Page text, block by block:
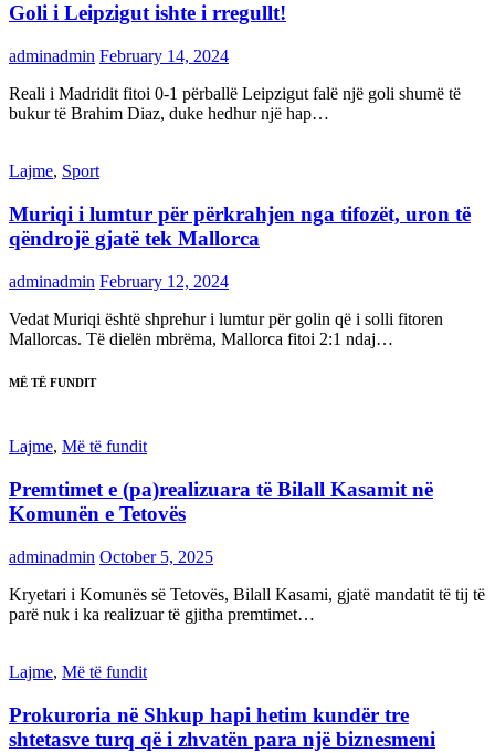
Goli i Leipzigut ishte i rregullt!
adminadmin February 14, 2024
Reali i Madridit fitoi 0-1 përballë Leipzigut falë një goli shumë të
bukur të Brahim Diaz, duke hedhur një hap…
Lajme, Sport
Muriqi i lumtur për përkrahjen nga tifozët, uron të
qëndrojë gjatë tek Mallorca
adminadmin February 12, 2024
Vedat Muriqi është shprehur i lumtur për golin që i solli fitoren
Mallorcas. Të dielën mbrëma, Mallorca fitoi 2:1 ndaj…
MË TË FUNDIT
Lajme, Më të fundit
Premtimet e (pa)realizuara të Bilall Kasamit në
Komunën e Tetovës
adminadmin October 5, 2025
Kryetari i Komunës së Tetovës, Bilall Kasami, gjatë mandatit të tij të
parë nuk i ka realizuar të gjitha premtimet…
Lajme, Më të fundit
Prokuroria në Shkup hapi hetim kundër tre
shtetasve turq që i zhvatën para një biznesmeni